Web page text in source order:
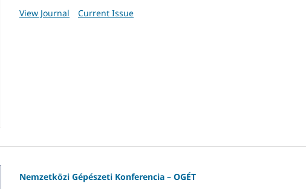
View Journal
Current Issue
Nemzetközi Gépészeti Konferencia – OGÉT